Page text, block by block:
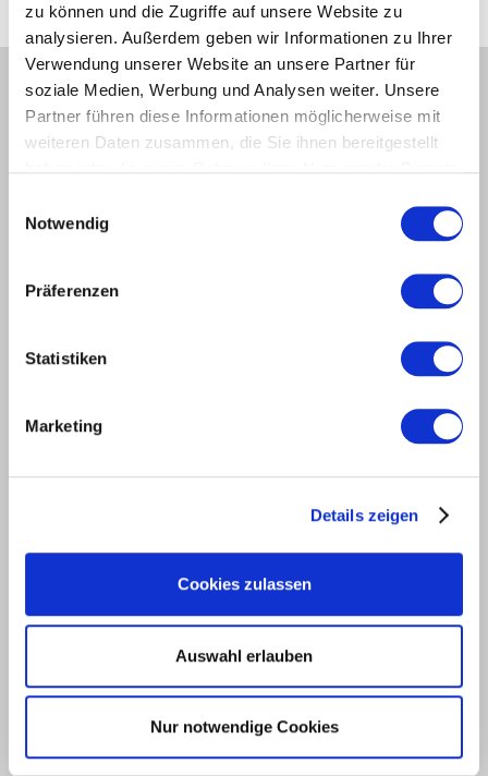
zu können und die Zugriffe auf unsere Website zu
analysieren. Außerdem geben wir Informationen zu Ihrer
Verwendung unserer Website an unsere Partner für
soziale Medien, Werbung und Analysen weiter. Unsere
Partner führen diese Informationen möglicherweise mit
weiteren Daten zusammen, die Sie ihnen bereitgestellt
Notwendig
Präferenzen
Statistiken
Marketing
Details zeigen
Cookies zulassen
Auswahl erlauben
Nur notwendige Cookies
Stehle-dealer opvragen
Contactformulier
Alle met een * aangeduide velden zijn verplichte velden
Firma*:
Nummer: